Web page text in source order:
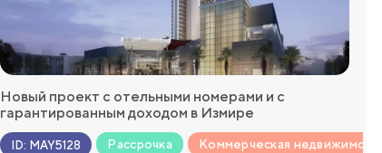
Новый проект с отельными номерами и с
гарантированным доходом в Измире
ID: MAY5128 Рассрочка Коммерческая